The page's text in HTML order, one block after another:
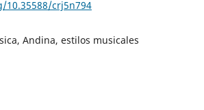
crj5n794
Andina, estilos musicales